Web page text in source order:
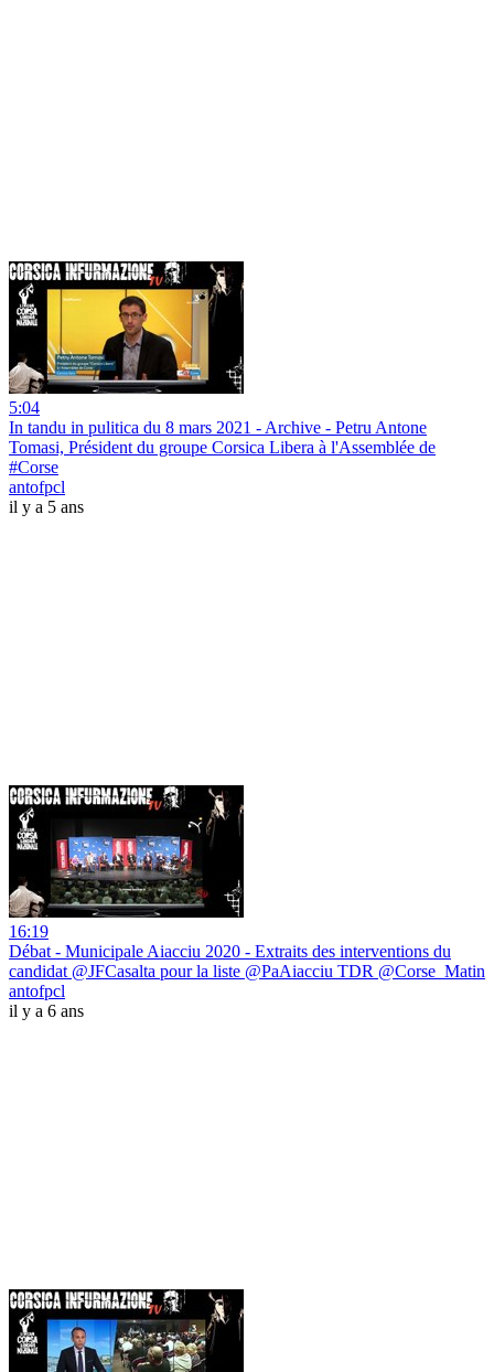
5:04
In tandu in pulitica du 8 mars 2021 - Archive - Petru Antone
Tomasi, Président du groupe Corsica Libera à l'Assemblée de
#Corse
antofpcl
il y a 5 ans
16:19
Débat - Municipale Aiacciu 2020 - Extraits des interventions du
candidat @JFCasalta pour la liste @PaAiacciu TDR @Corse_Matin
antofpcl
il y a 6 ans